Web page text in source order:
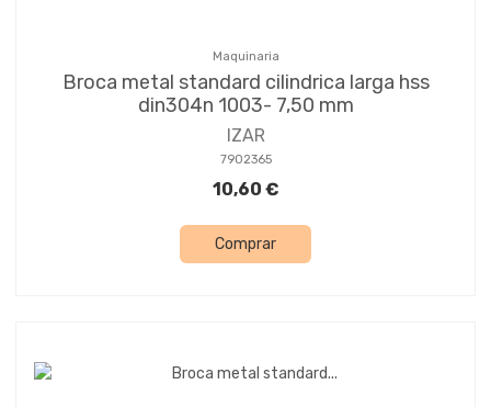
Maquinaria
Broca metal standard cilindrica larga hss
din304n 1003- 7,50 mm
IZAR
7902365
10,60 €
Comprar